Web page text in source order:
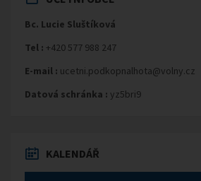
Bc. Lucie Sluštíková
Tel : +420 577 988 247
E-mail : ucetni.podkopnalhota@volny.cz
Datová schránka : yz5bri9
KALENDÁŘ